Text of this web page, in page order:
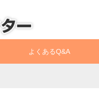
よくあるQ&A